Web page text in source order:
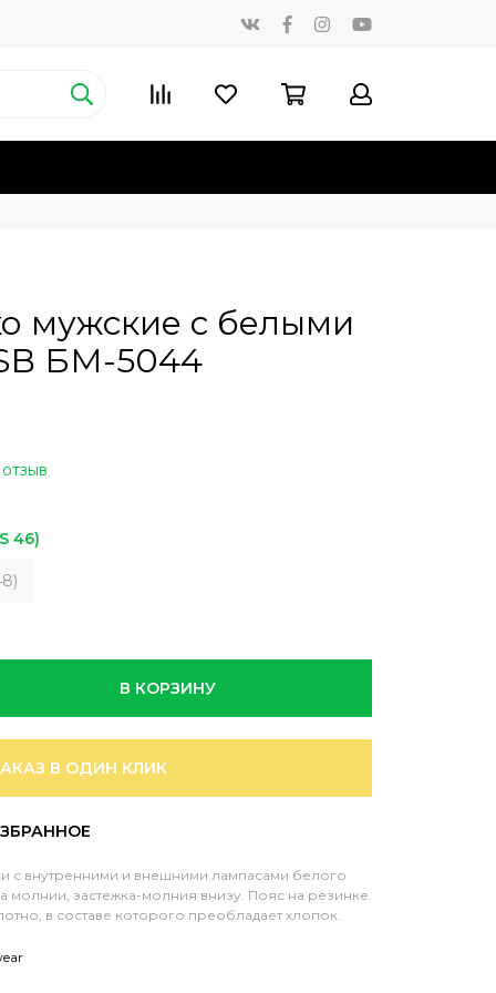
мужские с белыми
БМ-5044
46)
В КОРЗИНУ
В ОДИН КЛИК
с внутренними и внешними лампасами белого
молнии, застежка-молния внизу. Пояс на резинке.
в составе которого преобладает хлопок.